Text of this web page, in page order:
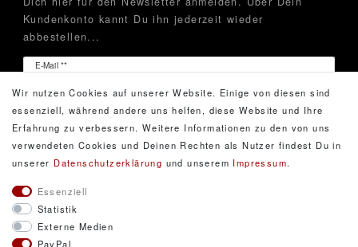
Kundenkonto kannt Du ihn jederzeit wieder
abbestellen...
E-Mail **
Newsletter
Hiermit bestätige ich, dass ich die
Daten­schutz­erklärung
gelesen habe. Meine Einwilligung kann ich jederzeit
widerrufen.**
Wir nutzen Cookies auf unserer Website. Einige von diesen sind
essenziell, während andere uns helfen, diese Website und Ihre
Erfahrung zu verbessern. Weitere Informationen zu den von uns
verwendeten Cookies und Deinen Rechten als Nutzer findest Du in
unserer Daten­schutz­erklärung und unserem Impressum.
Essenziell
Statistik
Externe Medien
PayPal